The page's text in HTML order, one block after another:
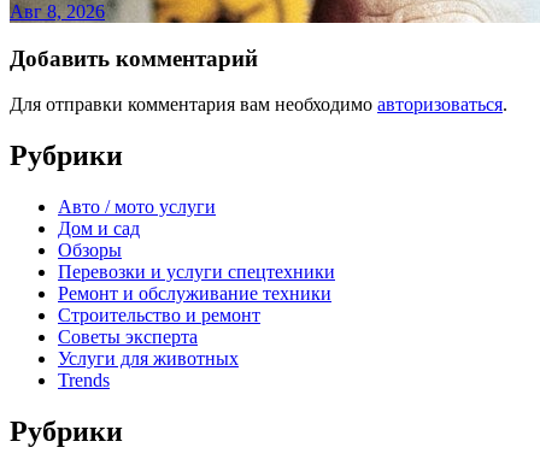
Авг 8, 2026
Добавить комментарий
Для отправки комментария вам необходимо авторизоваться.
Рубрики
Авто / мото услуги
Дом и сад
Обзоры
Перевозки и услуги спецтехники
Ремонт и обслуживание техники
Строительство и ремонт
Советы эксперта
Услуги для животных
Trends
Рубрики